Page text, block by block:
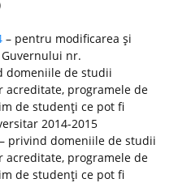
– pentru modificarea şi
nr.
domeniile de studii
acreditate, programele de
de studenţi ce pot fi
2014-2015
– privind domeniile de studii
acreditate, programele de
de studenţi ce pot fi